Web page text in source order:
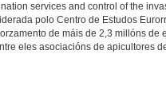
services and control of the
polo Centro de Estudos
de máis de 2,3 millóns
eles asociacións de apicultores